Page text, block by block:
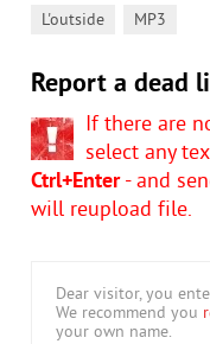
L'outside MP3
Report a dead
If there are
select any
Ctrl+Enter- and
will reupload file.
Dear visitor, you
We recommend you
your own name.